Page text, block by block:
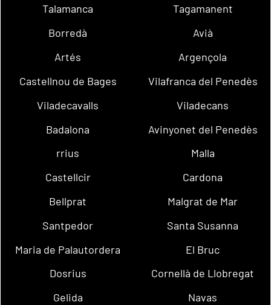
Talamanca
Tagamanent
Borredà
Avià
Artés
Argençola
Castellnou de Bages
Vilafranca del Penedès
Viladecavalls
Viladecans
Badalona
Avinyonet del Penedès
rrius
Malla
Castellcir
Cardona
Bellprat
Malgrat de Mar
Santpedor
Santa Susanna
Maria de Palautordera
El Bruc
Dosrius
Cornellà de Llobregat
Gelida
Navas